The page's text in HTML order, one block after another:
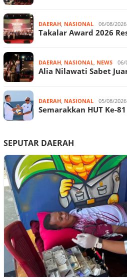
DAERAH, NASIONAL 06/08/2026
Takalar Award 2026
DAERAH, NASIONAL, NEWS 06/
Alia Nilawati Sabet
DAERAH, NASIONAL 05/08/2026
Semarakkan HUT Ke-
SEPUTAR DAERAH